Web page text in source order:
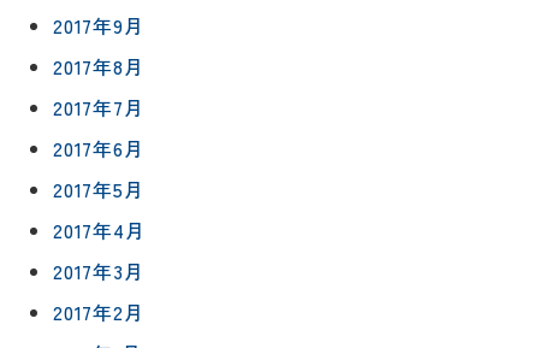
2017年9月
2017年8月
2017年7月
2017年6月
2017年5月
2017年4月
2017年3月
2017年2月